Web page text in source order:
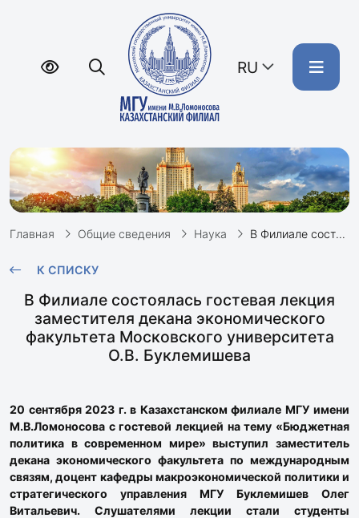
RU
Главная Общие сведения Наука В Филиале состоялась лекция О.В.Буклемишева, заместителя декана экономического факультета МГУ
К СПИСКУ
В Филиале состоялась гостевая лекция
заместителя декана экономического
факультета Московского университета
О.В. Буклемишева
20 сентября 2023 г. в Казахстанском филиале МГУ имени
М.В.Ломоносова с гостевой лекцией на тему «Бюджетная
политика в современном мире» выступил заместитель
декана экономического факультета по международным
связям, доцент кафедры макроэкономической политики и
стратегического управления МГУ Буклемишев Олег
Витальевич. Слушателями лекции стали студенты